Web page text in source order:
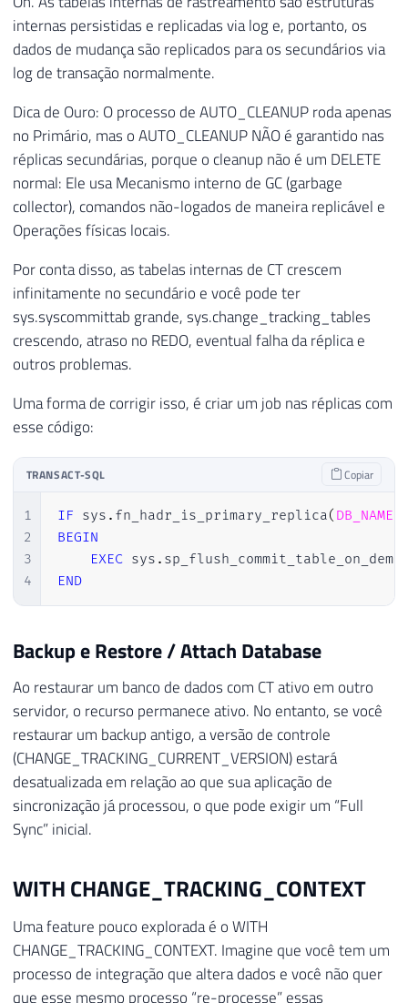
internas persistidas e replicadas via log e, portanto, os
dados de mudança são replicados para os secundários via
log de transação normalmente.
Dica de Ouro: O processo de AUTO_CLEANUP roda apenas
no Primário, mas o AUTO_CLEANUP NÃO é garantido nas
réplicas secundárias, porque o cleanup não é um DELETE
normal: Ele usa Mecanismo interno de GC (garbage
collector), comandos não-logados de maneira replicável e
Operações físicas locais.
Por conta disso, as tabelas internas de CT crescem
infinitamente no secundário e você pode ter
sys.syscommittab grande, sys.change_tracking_tables
crescendo, atraso no REDO, eventual falha da réplica e
outros problemas.
Uma forma de corrigir isso, é criar um job nas réplicas com
esse código:
TRANSACT-SQL Copiar
1
2
3
4
IF sys . fn_hadr_is_primary_replica( DB_NAME
BEGIN
EXEC sys .
END
Backup e Restore / Attach Database
Ao restaurar um banco de dados com CT ativo em outro
servidor, o recurso permanece ativo. No entanto, se você
restaurar um backup antigo, a versão de controle
(CHANGE_TRACKING_CURRENT_VERSION) estará
desatualizada em relação ao que sua aplicação de
sincronização já processou, o que pode exigir um “Full
Sync” inicial.
WITH CHANGE_TRACKING_CONTEXT
Uma feature pouco explorada é o WITH
CHANGE_TRACKING_CONTEXT. Imagine que você tem um
processo de integração que altera dados e você não quer
que esse mesmo processo “re-processe” essas